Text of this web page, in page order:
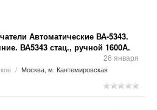
Автоматические ВА-5343.
ВА5343 стац., ручной 1600А.
1600А. 2000А. ВА5343
ВА5343 выдвижной,
26 января
/ Москва, м. Кантемировская